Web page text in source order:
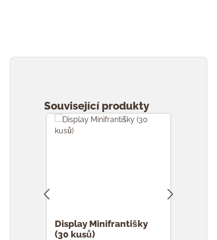
Související produkty
Display Minifrantišky
(30 kusů)